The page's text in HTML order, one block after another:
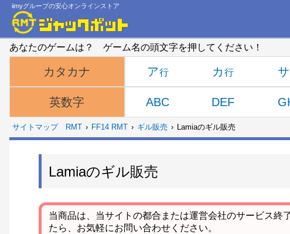
iimyグループの安心オンラインストア
あなたのゲームは？ ゲーム名の頭文字を押してください！
カタカナ
英数字
ア カ サ
ABC DEF
サイトマップ RMT FF14 RMT ギル販売 Lamiaのギル販売
Lamiaのギル販売
当商品は、当サイトの都合または運営会社のサービス
たら、お気軽にお問い合わせください。